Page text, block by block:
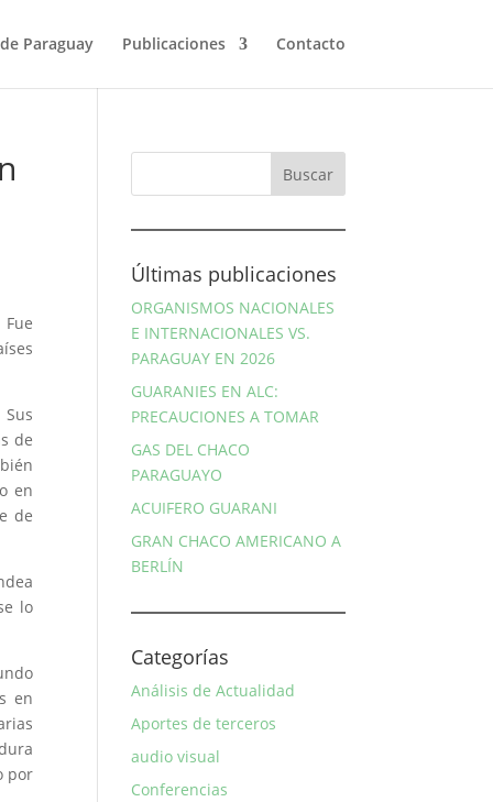
Paraguay Publicaciones Contacto
de
en
de
lo
en
por
Últimas publicaciones
ORGANISMOS NACIONALES
E INTERNACIONALES VS.
PARAGUAY EN 2026
GUARANIES EN ALC:
PRECAUCIONES A TOMAR
GAS DEL CHACO
PARAGUAYO
ACUIFERO GUARANI
GRAN CHACO AMERICANO A
BERLÍN
Categorías
Análisis de Actualidad
Aportes de terceros
audio visual
Conferencias